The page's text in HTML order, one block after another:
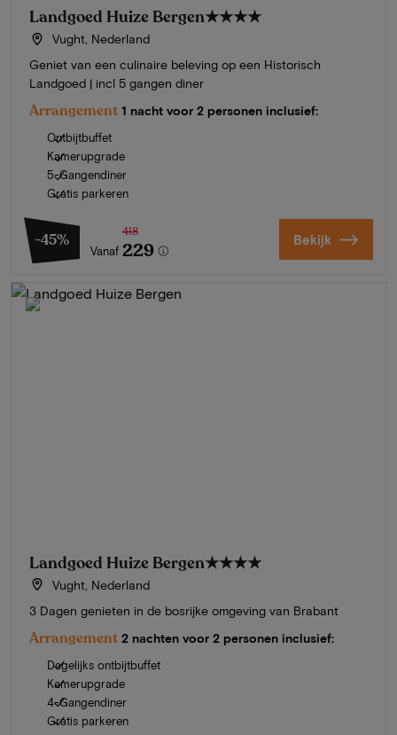
Landgoed Huize Bergen★★★★
Vught, Nederland
Geniet van een culinaire beleving op een Historisch
Landgoed | incl 5 gangen diner
Arrangement 1 nacht voor 2 personen inclusief:
Ontbijtbuffet
Kamerupgrade
5-Gangendiner
Gratis parkeren
-45%
Vanaf
418
229 Bekijk
Landgoed Huize Bergen★★★★
Vught, Nederland
3 Dagen genieten in de bosrijke omgeving van Brabant
Arrangement 2 nachten voor 2 personen inclusief:
Dagelijks ontbijtbuffet
Kamerupgrade
4-Gangendiner
Gratis parkeren